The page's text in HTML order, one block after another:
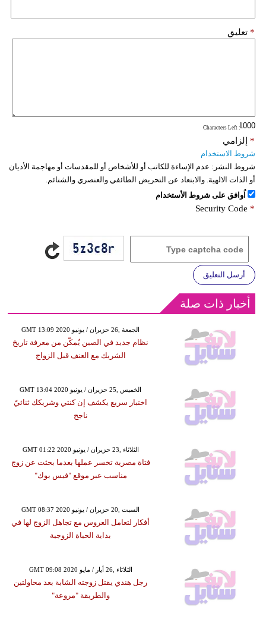
تعليق *
: Characters Left
إلزامي *
شروط الاستخدام
شروط النشر: عدم الإساءة للكاتب أو للأشخاص أو للمقدسات أو مهاجمة الأديان
أو الذات الالهية. والابتعاد عن التحريض الطائفي والعنصري والشتائم.
اُوافق على شروط الأستخدام
Security Code *
أرسل التعليق
أخبار ذات صلة
GMT 13:09 2020 الجمعة ,26 حزيران / يونيو
نظام جديد في الصين يُمكّن من معرفة تاريخ
الشريك مع العنف قبل الزواج
GMT 13:04 2020 الخميس ,25 حزيران / يونيو
اختبار سريع يكشف إن كنتي وشريكك ثنائيّ
ناجح
GMT 01:22 2020 الثلاثاء ,23 حزيران / يونيو
فتاة مصرية تخسر عملها بعدما بحثت عن زوج
مناسب عبر موقع "فيس بوك"
GMT 08:37 2020 السبت ,20 حزيران / يونيو
أفكار لتعامل العروس مع تجاهل الزوج لها في
بداية الحياة الزوجية
GMT 09:08 2020 الثلاثاء ,26 أيار / مايو
رجل هندي يقتل زوجته الشابة بعد محاولتين
والطريقة "مروعة"